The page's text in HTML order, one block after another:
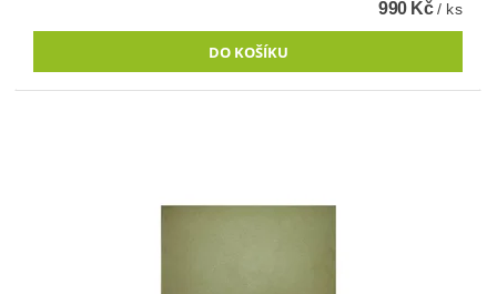
990 Kč/ ks